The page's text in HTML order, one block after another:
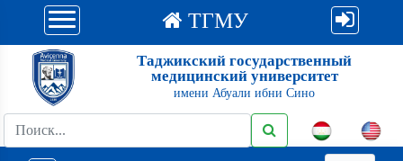
ТГМУ
Таджикский государственный
медицинский университет
имени Абуали ибни Сино